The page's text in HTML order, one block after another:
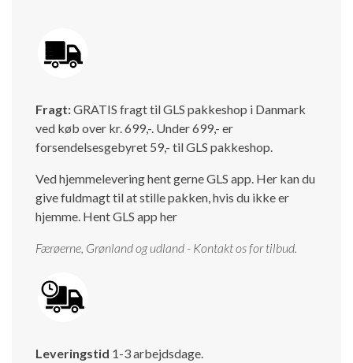
Isabella Opstillingsvejledninger
Persondata
GPDR - KG Camping Kundeklub
Fragt:GRATIS fragt til GLS pakkeshop i Danmark
ved køb over kr. 699,-. Under 699,- er
forsendelsesgebyret 59,- til GLS pakkeshop.
Ved hjemmelevering hent gerne GLS app. Her kan du
give fuldmagt til at stille pakken, hvis du ikke er
hjemme. Hent GLS app her
Færøerne, Grønland og udland - Kontakt os for tilbud.
Leveringstid 1-3 arbejdsdage.